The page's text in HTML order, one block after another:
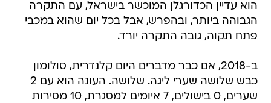
הוא עדיין הכדורגלן המוכשר בישראל, עם התקרה
הגבוהה ביותר, ובהפרש, אבל בכל יום שהוא במכבי
פתח תקוה, גובה התקרה יורד.
ב-2018, אם כבר מדברים היום קלנדרית, סולומון
כבש שלושה שערי ליגה. שלושה. העונה הוא עם 2
שערים, 0 בישולים, 7 איומים למסגרת, 10 מסירות